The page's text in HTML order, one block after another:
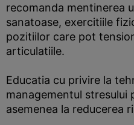
recomanda mentinerea
sanatoase, exercitiile
pozitiilor care pot
articulatiile.
Educatia cu privire la
managementul stresului
asemenea la reducerea